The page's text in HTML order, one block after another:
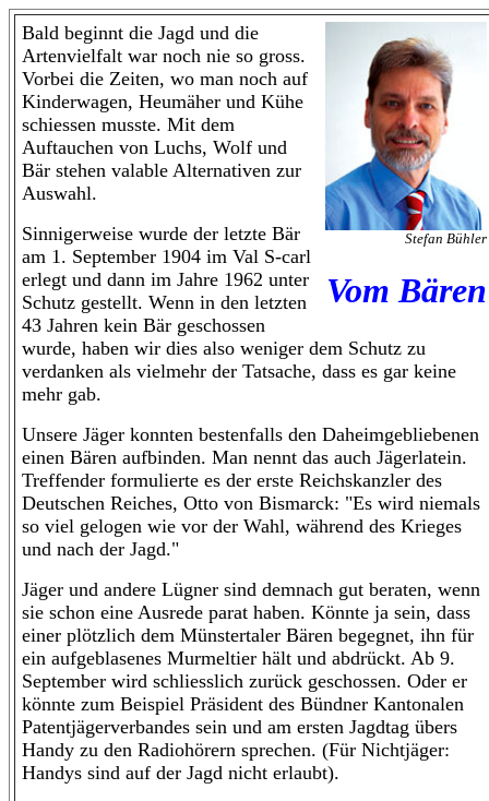
Stefan Bühler
Vom Bären
Bald beginnt die Jagd und die
Artenvielfalt war noch nie so gross.
Vorbei die Zeiten, wo man noch auf
Kinderwagen, Heumäher und Kühe
schiessen musste. Mit dem
Auftauchen von Luchs, Wolf und
Bär stehen valable Alternativen zur
Auswahl.
Sinnigerweise wurde der letzte Bär
am 1. September 1904 im Val S-carl
erlegt und dann im Jahre 1962 unter
Schutz gestellt. Wenn in den letzten
43 Jahren kein Bär geschossen
wurde, haben wir dies also weniger dem Schutz zu
verdanken als vielmehr der Tatsache, dass es gar keine
mehr gab.
Unsere Jäger konnten bestenfalls den Daheimgebliebenen
einen Bären aufbinden. Man nennt das auch Jägerlatein.
Treffender formulierte es der erste Reichskanzler des
Deutschen Reiches, Otto von Bismarck: "Es wird niemals
so viel gelogen wie vor der Wahl, während des Krieges
und nach der Jagd."
Jäger und andere Lügner sind demnach gut beraten, wenn
sie schon eine Ausrede parat haben. Könnte ja sein, dass
einer plötzlich dem Münstertaler Bären begegnet, ihn für
ein aufgeblasenes Murmeltier hält und abdrückt. Ab 9.
September wird schliesslich zurück geschossen. Oder er
könnte zum Beispiel Präsident des Bündner Kantonalen
Patentjägerverbandes sein und am ersten Jagdtag übers
Handy zu den Radiohörern sprechen. (Für Nichtjäger:
Handys sind auf der Jagd nicht erlaubt).